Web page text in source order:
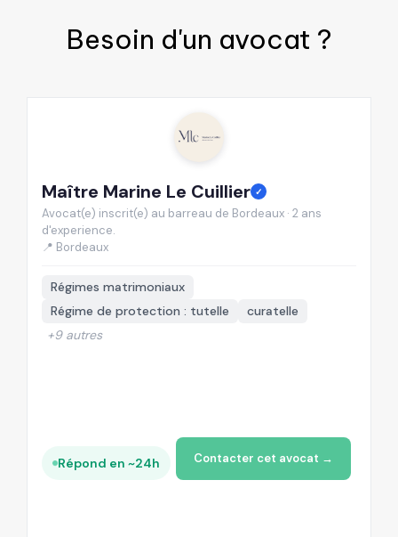
Besoin d'un avocat ?
Maître Marine Le Cuillier ✓
Avocat(e) inscrit(e) au barreau de Bordeaux · 2 ans
d'experience.
📍 Bordeaux
Régimes matrimoniaux
Régime de protection : tutelle
curatelle
+9 autres
Répond en ~24h Contacter cet avocat →